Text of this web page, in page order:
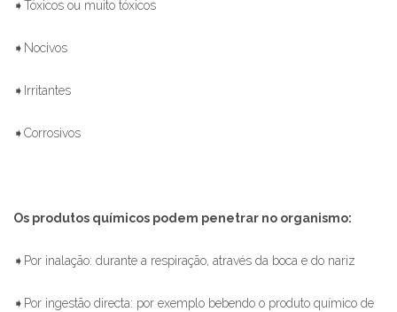
➧Tóxicos ou muito tóxicos
➧Nocivos
➧Irritantes
➧Corrosivos
Os produtos químicos podem penetrar no organismo:
➧Por inalação: durante a respiração, através da boca e do nariz
➧Por ingestão directa: por exemplo bebendo o produto químico de